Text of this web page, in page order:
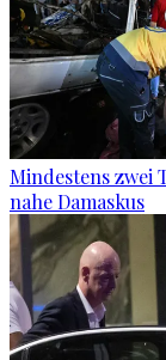
Mindestens zwei
nahe Damaskus